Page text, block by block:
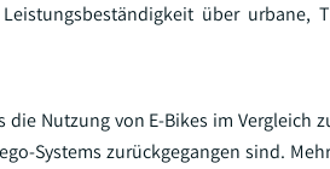
über urbane,
Nutzung von E-Bikes im Vergleich
Systems zurückgegangen sind.